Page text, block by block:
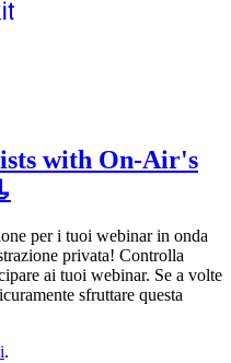
with On-Air's
per i tuoi webinar in onda
privata! Controlla
ai tuoi webinar. Se a volte
sfruttare questa
.